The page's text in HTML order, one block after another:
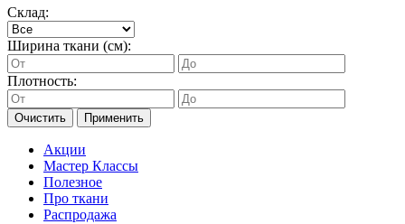
Склад:
Ширина ткани (см):
Плотность:
Очистить Применить
Акции
Мастер Классы
Полезное
Про ткани
Распродажа